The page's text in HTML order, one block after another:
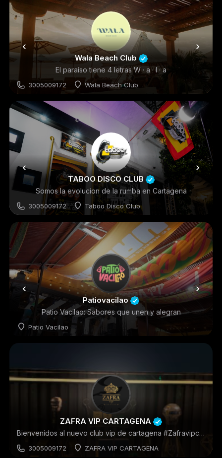
Wala Beach Club
El paraíso tiene 4 letras W · a · l · a
3005009172 Wala Beach Club
Restaurantes
TABOO DISCO CLUB
Somos la evolucion de la rumba en Cartagena
3005009172 Taboo Disco Club
Discoteca
Patiovacilao
Patio Vacilao: Sabores que unen y alegran
Patio Vacilao
ZAFRA VIP CARTAGENA
Bienvenidos al nuevo club vip de cartagena #Zafravipclub
3005009172 ZAFRA VIP CARTAGENA